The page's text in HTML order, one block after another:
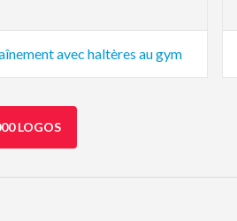
avec haltères au gym
LOGOS